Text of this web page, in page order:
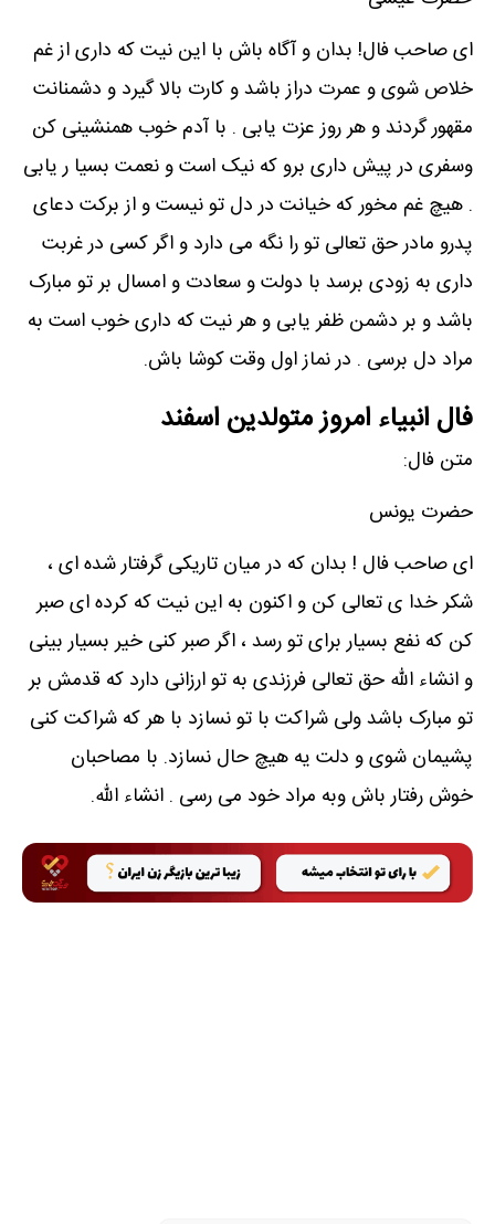
ای صاحب فال! بدان و آگاه باش با این نیت که داری از غم
خلاص شوی و عمرت دراز باشد و کارت بالا گیرد و دشمنانت
مقهور گردند و هر روز عزت یابی . با آدم خوب همنشینی کن
وسفری در پیش داری برو که نیک است و نعمت بسیا ر یابی
. هیچ غم مخور که خیانت در دل تو نیست و از برکت دعای
پدرو مادر حق تعالی تو را نگه می دارد و اگر کسی در غربت
داری به زودی برسد با دولت و سعادت و امسال بر تو مبارک
باشد و بر دشمن ظفر یابی و هر نیت که داری خوب است به
مراد دل برسی . در نماز اول وقت کوشا باش.
فال انبیاء امروز متولدین اسفند
متن فال:
حضرت یونس
ای صاحب فال ! بدان که در میان تاریکی گرفتار شده ای ،
شکر خدا ی تعالی کن و اکنون به این نیت که کرده ای صبر
کن که نفع بسیار برای تو رسد ، اگر صبر کنی خیر بسیار بینی
و انشاء الله حق تعالی فرزندی به تو ارزانی دارد که قدمش بر
تو مبارک باشد ولی شراکت با تو نسازد با هر که شراکت کنی
پشیمان شوی و دلت یه هیچ حال نسازد. با مصاحبان
خوش رفتار باش وبه مراد خود می رسی . انشاء الله.